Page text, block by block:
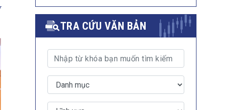
TRA CỨU VĂN BẢN